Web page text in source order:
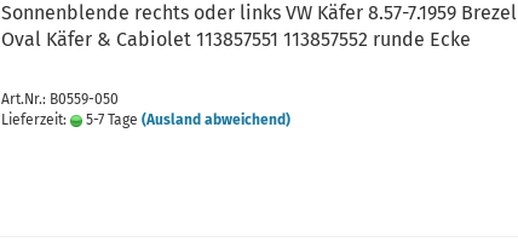
Sonnenblende rechts oder links VW Käfer 8.57-7.1959 Brezel
Oval Käfer & Cabiolet 113857551 113857552 runde Ecke
Art.Nr.: B0559-050
Lieferzeit:
5-7 Tage (Ausland abweichend)